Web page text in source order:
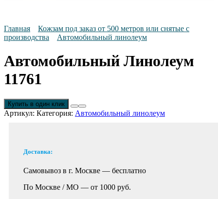
Главная
Кожзам под заказ от 500 метров или снятые с
производства
Автомобильный линолеум
Автомобильный Линолеум
11761
Купить в один клик
Артикул: Категория: Автомобильный линолеум
Доставка:
Самовывоз в г. Москве — бесплатно
По Москве / МО — от 1000 руб.